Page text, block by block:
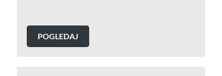
POGLEDAJ